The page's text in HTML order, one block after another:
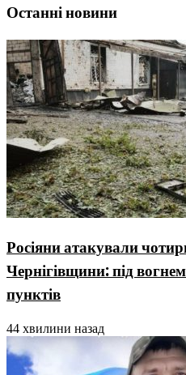
Останні новини
Росіяни атакували
Чернігівщини: під
пунктів
44 хвилини назад